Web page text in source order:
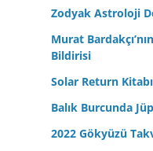
Zodyak Astroloji
Murat
Bildirisi
Solar Return
Balık Burcunda
2022 Gökyüzü